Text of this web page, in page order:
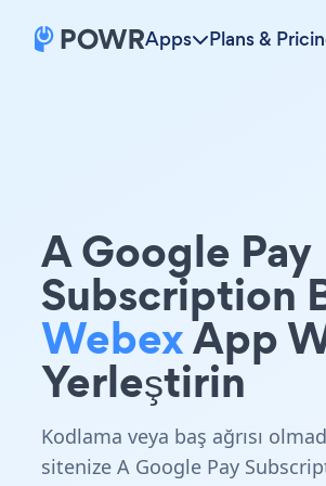
Apps Plans &
A Google Pay
Subscription
WebexApp
Yerleştirin
Kodlama veya baş ağrısı
sitenize A Google Pay